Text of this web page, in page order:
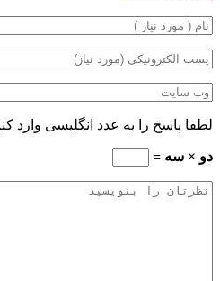
لطفا پاسخ را به عدد انگلیسی وارد
دو × سه =